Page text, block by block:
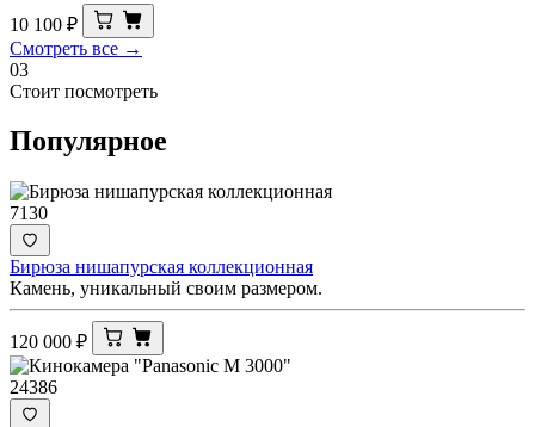
10 100 ₽
Смотреть все →
03
Стоит посмотреть
Популярное
7130
Бирюза нишапурская коллекционная
Камень, уникальный своим размером.
120 000 ₽
24386